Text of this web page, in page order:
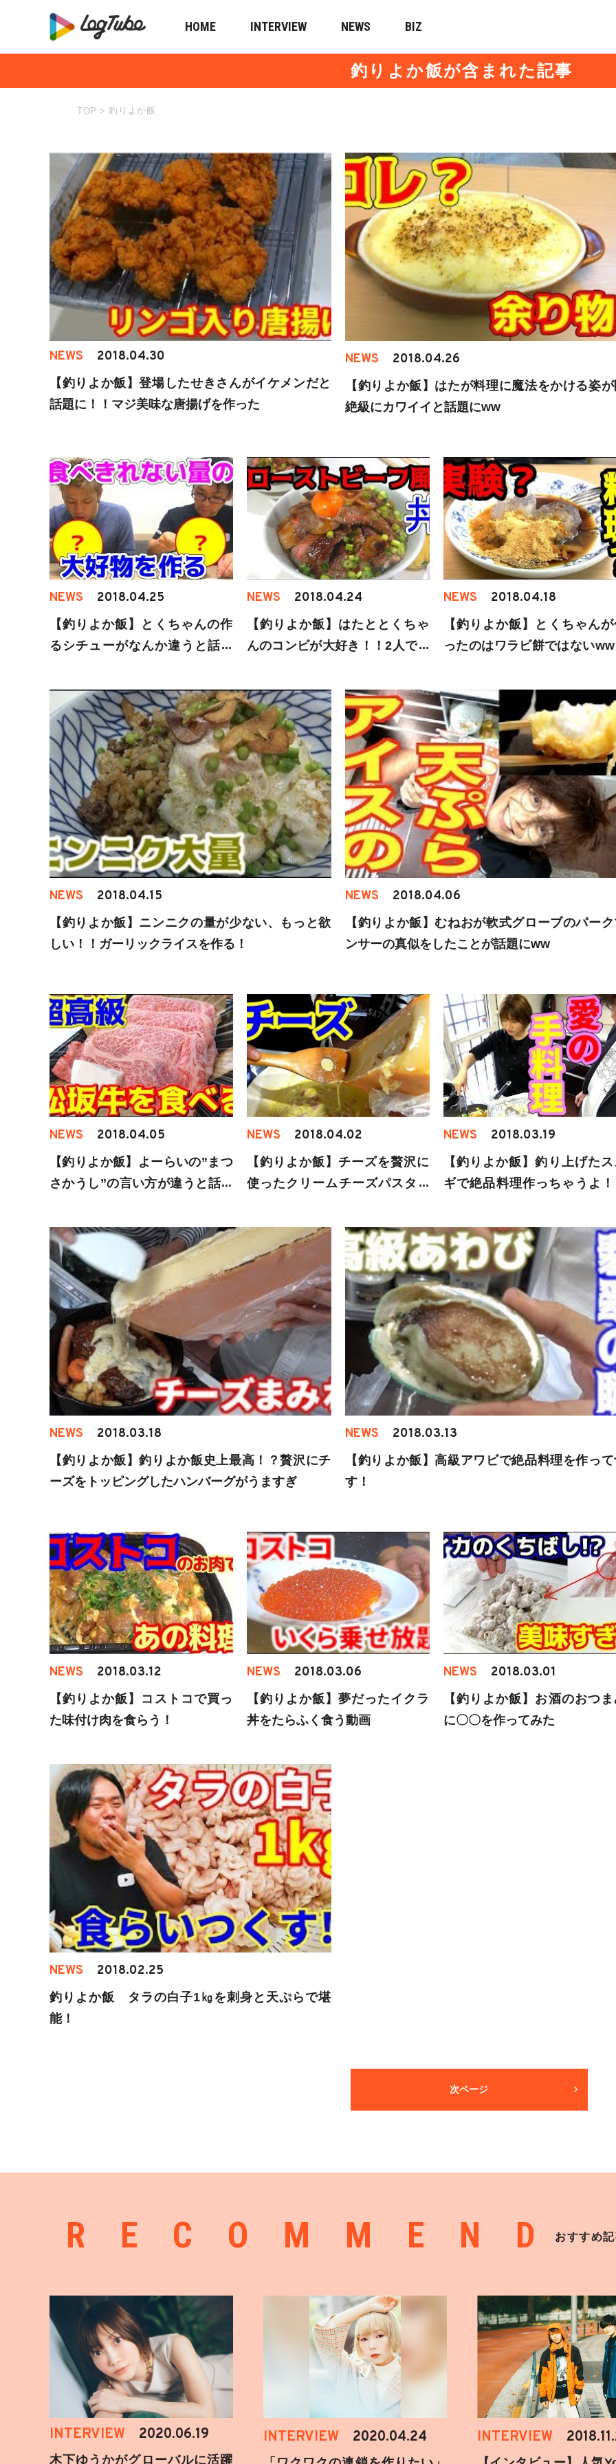
HOME INTERVIEW NEWS BIZ
釣りよか飯が含まれた記事
TOP > 釣りよか飯
NEWS 2018.04.30
【釣りよか飯】登場したせきさんがイケメンだと
話題に！！マジ美味な唐揚げを作った
NEWS 2018.04.26
【釣りよか飯】はたが料理に魔法をかける姿
絶級にカワイイと話題にww
NEWS 2018.04.25
【釣りよか飯】とくちゃんの作
るシチューがなんか違うと話題
NEWS 2018.04.24
【釣りよか飯】はたととくちゃ
んのコンビが大好き！！2人で激
NEWS 2018.04.18
【釣りよか飯】とくちゃん
ったのはワラビ餅ではない
NEWS 2018.04.15
【釣りよか飯】ニンニクの量が少ない、もっと欲
しい！！ガーリックライスを作る！
NEWS 2018.04.06
【釣りよか飯】むねおが軟式グローブのパー
ンサーの真似をしたことが話題にww
NEWS 2018.04.05
【釣りよか飯】よーらいの”まつ
さかうし”の言い方が違うと話題
NEWS 2018.04.02
【釣りよか飯】チーズを贅沢に
使ったクリームチーズパスタが
NEWS 2018.03.19
【釣りよか飯】釣り上げた
ギで絶品料理作っちゃうよ
っぴも参戦！！
NEWS 2018.03.18
【釣りよか飯】釣りよか飯史上最高！？贅沢にチ
ーズをトッピングしたハンバーグがうますぎ
NEWS 2018.03.13
【釣りよか飯】高級アワビで絶品料理を作っ
す！
NEWS 2018.03.12
【釣りよか飯】コストコで買っ
た味付け肉を食らう！
NEWS 2018.03.06
【釣りよか飯】夢だったイクラ
丼をたらふく食う動画
NEWS 2018.03.01
【釣りよか飯】お酒のおつ
に〇〇を作ってみた
NEWS 2018.02.25
釣りよか飯 タラの白子1㎏を刺身と天ぷらで堪
能！
次ページ
RECOMMENDおすすめ
INTERVIEW 2020.06.19
木下ゆうかがグローバルに活躍
INTERVIEW 2020.04.24 INTERVIEW